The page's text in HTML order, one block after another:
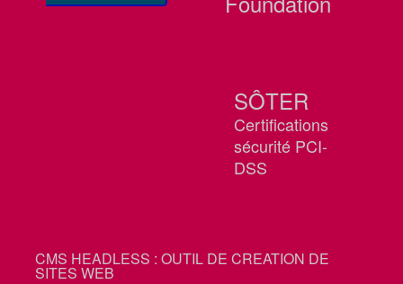
SÔTER
Certifications
sécurité PCI-
DSS
CMS HEADLESS : OUTIL DE CREATION DE
SITES WEB